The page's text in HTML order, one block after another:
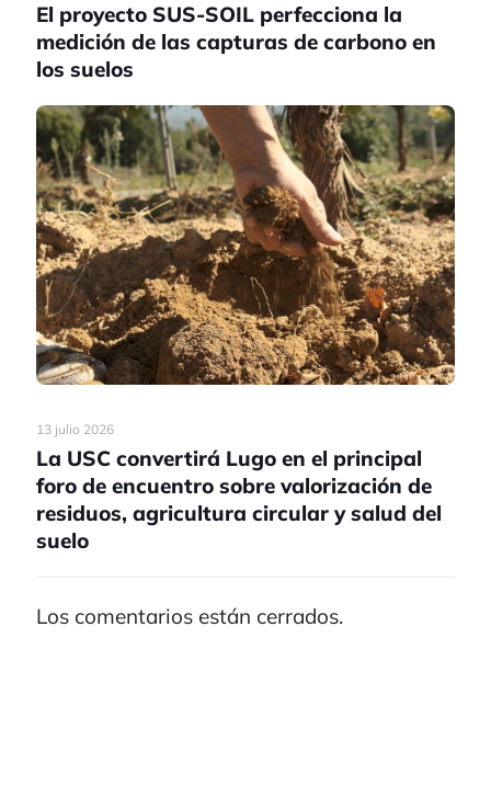
El proyecto SUS-SOIL perfecciona la
medición de las capturas de carbono en
los suelos
13 julio 2026
La USC convertirá Lugo en el principal
foro de encuentro sobre valorización de
residuos, agricultura circular y salud del
suelo
Los comentarios están cerrados.